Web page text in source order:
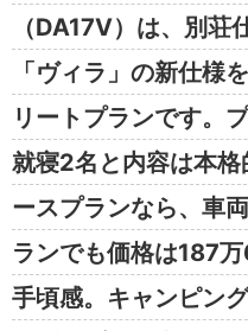
（DA17V）は、別
「ヴィラ」の新仕様
リートプランです。
就寝2名と内容は本
ースプランなら、車
ランでも価格は187
手頃感。キャンピン